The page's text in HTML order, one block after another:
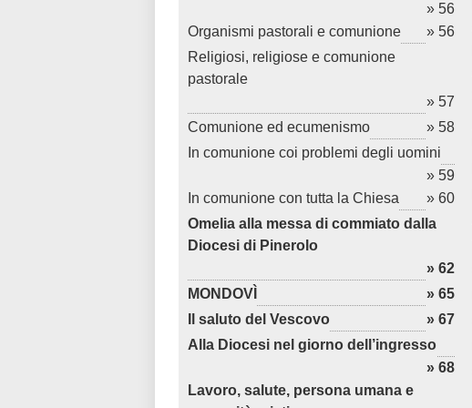
» 56
Organismi pastorali e comunione
» 56
Religiosi, religiose e comunione
pastorale
» 57
Comunione ed ecumenismo
» 58
In comunione coi problemi degli uomini
» 59
In comunione con tutta la Chiesa
» 60
Omelia alla messa di commiato dalla
Diocesi di Pinerolo
» 62
MONDOVÌ
» 65
Il saluto del Vescovo
» 67
Alla Diocesi nel giorno dell’ingresso
» 68
Lavoro, salute, persona umana e